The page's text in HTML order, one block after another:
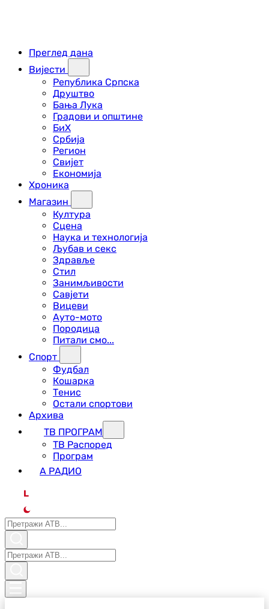
Преглед дана
Вијести
Република Српска
Друштво
Бања Лука
Градови и општине
БиХ
Србија
Регион
Свијет
Економија
Хроника
Магазин
Култура
Сцена
Наука и технологија
Љубав и секс
Здравље
Стил
Занимљивости
Савјети
Вицеви
Ауто-мото
Породица
Питали смо...
Спорт
Фудбал
Кошарка
Тенис
Остали спортови
Архива
ТВ ПРОГРАМ
ТВ Распоред
Програм
А РАДИО
L